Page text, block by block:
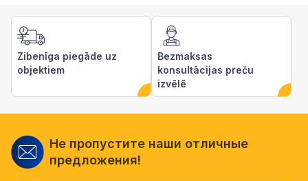
Zibenīga piegāde uz
objektiem
Bezmaksas
konsultācijas preču
izvēlē
Не пропустите наши отличные
предложения!